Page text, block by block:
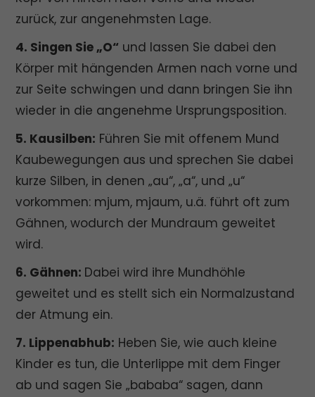
zurück, zur angenehmsten Lage.
4. Singen Sie „O“ und lassen Sie dabei den
Körper mit hängenden Armen nach vorne und
zur Seite schwingen und dann bringen Sie ihn
wieder in die angenehme Ursprungsposition.
5. Kausilben: Führen Sie mit offenem Mund
Kaubewegungen aus und sprechen Sie dabei
kurze Silben, in denen „au“, „a“, und „u“
vorkommen: mjum, mjaum, u.ä. führt oft zum
Gähnen, wodurch der Mundraum geweitet
wird.
6. Gähnen: Dabei wird ihre Mundhöhle
geweitet und es stellt sich ein Normalzustand
der Atmung ein.
7. Lippenabhub: Heben Sie, wie auch kleine
Kinder es tun, die Unterlippe mit dem Finger
ab und sagen Sie „bababa“ sagen, dann